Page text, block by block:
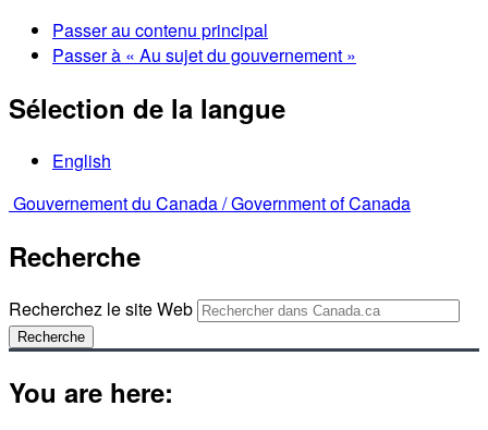
Passer au contenu principal
Passer à « Au sujet du gouvernement »
Sélection de la langue
English
Gouvernement du Canada /Government of Canada
Recherche
Recherchez le site Web
Recherche
You are here: